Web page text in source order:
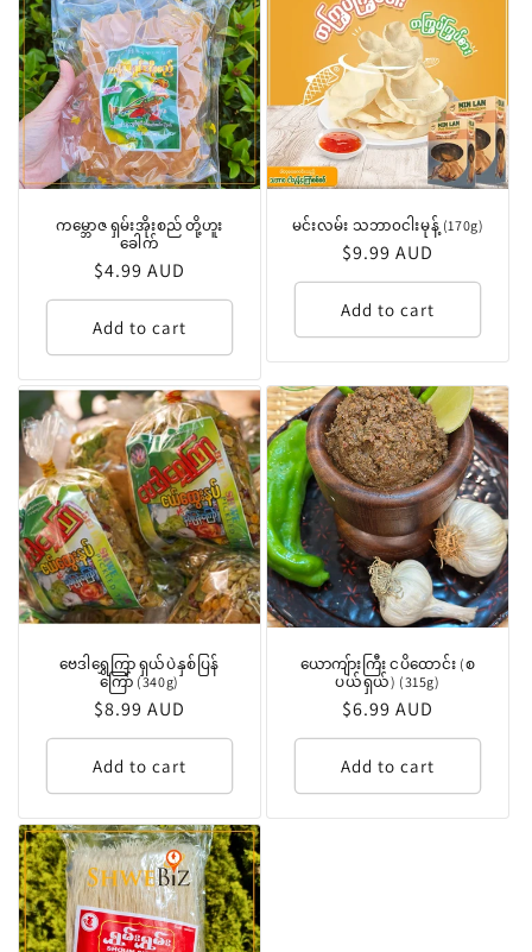
ကမ္ဘောဇ ရှမ်းအိုးစည် တို့ဟူး
ခေါက်
Regular
price
$4.99 AUD
Add to cart
မင်းလမ်း သဘာ၀ငါးမုန့် (170g)
Regular
price
$9.99 AUD
Add to cart
ဗေဒါရွှေကြာ ရှယ်ပဲနှစ်ပြန်
ကြော် (340g)
Regular
price
$8.99 AUD
Add to cart
ယောကျ်ားကြီး ငပိထောင်း (စ
ပယ်ရှယ်) (315g)
Regular
price
$6.99 AUD
Add to cart